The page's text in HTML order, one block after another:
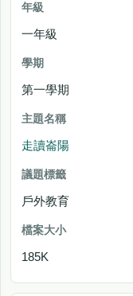
級
主題名稱
議
題
籤
一年級
第一學期
走讀崙陽
戶外教育
185K